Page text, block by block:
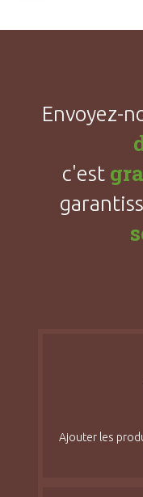
Envoyez-
c'est
Ajouter les